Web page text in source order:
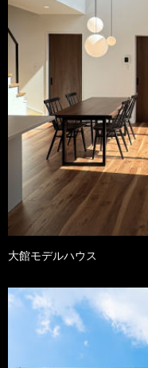
大館モデルハウス